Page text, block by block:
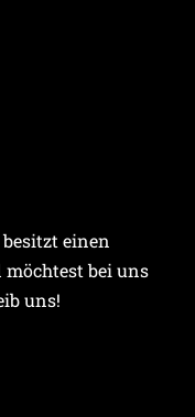
einen
bei uns
uns!